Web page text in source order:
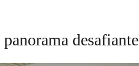
desafiante